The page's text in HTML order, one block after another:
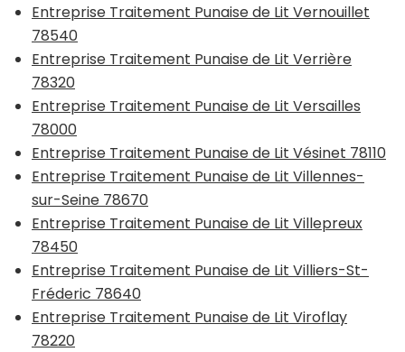
Entreprise Traitement Punaise de Lit Vernouillet
78540
Entreprise Traitement Punaise de Lit Verrière
78320
Entreprise Traitement Punaise de Lit Versailles
78000
Entreprise Traitement Punaise de Lit Vésinet 78110
Entreprise Traitement Punaise de Lit Villennes-
sur-Seine 78670
Entreprise Traitement Punaise de Lit Villepreux
78450
Entreprise Traitement Punaise de Lit Villiers-St-
Fréderic 78640
Entreprise Traitement Punaise de Lit Viroflay
78220